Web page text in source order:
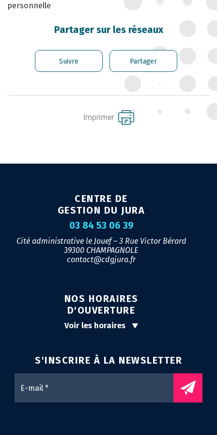
CONTRACTUELS
EMPLOI TERRITORIAL
SANTÉ ET PRÉVENTION DES
MISSION ARCHIVAGE
CONTACT
personnelle
Partager sur les réseaux
Suivre Partager
Imprimer
CENTRE DE
GESTION DU JURA
03 84 53 06 39
Cité administrative le Jouef – 3 Rue Victor Bérard
39300 CHAMPAGNOLE
contact@cdgjura.fr
NOS HORAIRES
D'OUVERTURE
Voir les horaires
S'INSCRIRE À LA NEWSLETTER